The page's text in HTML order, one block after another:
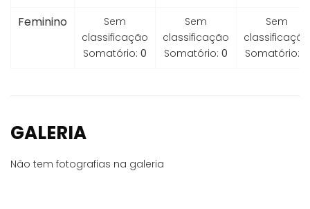
Feminino
Sem
classificação
Somatório: 0
Sem
classificação
Somatório: 0
Sem
classificação
Somatório:
GALERIA
Não tem fotografias na galeria